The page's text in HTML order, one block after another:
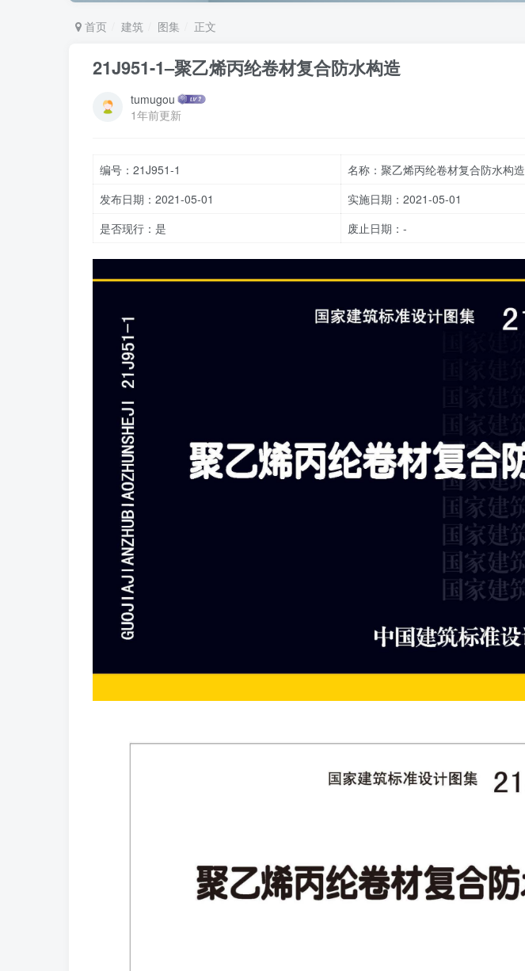
首页 建筑 图集 正文
21J951-1–聚乙烯丙纶卷材复合防水构造
tumugou
1年前更新
编号：21J951-1
名称：聚乙烯丙纶卷材复合防水构造
发布日期：2021-05-01
实施日期：2021-05-01
是否现行：是
废止日期：-